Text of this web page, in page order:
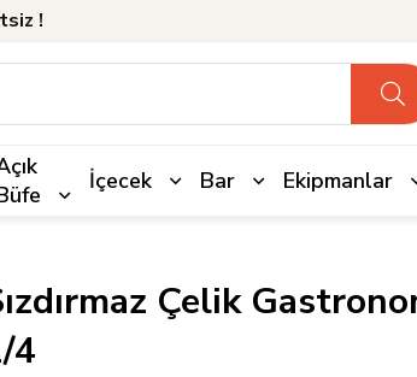
!
İçecek Bar Ekipmanlar
Çelik
4